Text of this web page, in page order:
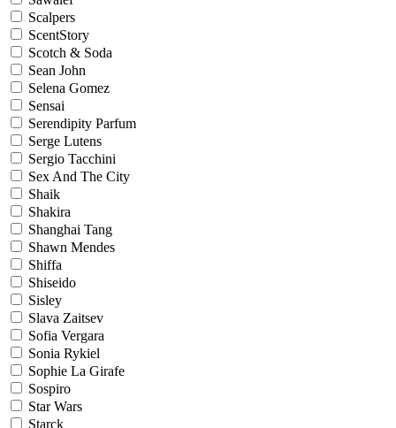
Scalpers
ScentStory
Scotch & Soda
Sean John
Selena Gomez
Sensai
Serendipity Parfum
Serge Lutens
Sergio Tacchini
Sex And The City
Shaik
Shakira
Shanghai Tang
Shawn Mendes
Shiffa
Shiseido
Sisley
Slava Zaitsev
Sofia Vergara
Sonia Rykiel
Sophie La Girafe
Sospiro
Star Wars
Starck